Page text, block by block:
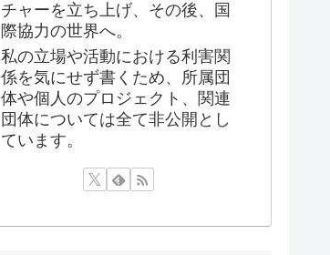
チャーを立ち上げ、その後、国
際協力の世界へ。
私の立場や活動における利害関
係を気にせず書くため、所属団
体や個人のプロジェクト、関連
団体については全て非公開とし
ています。